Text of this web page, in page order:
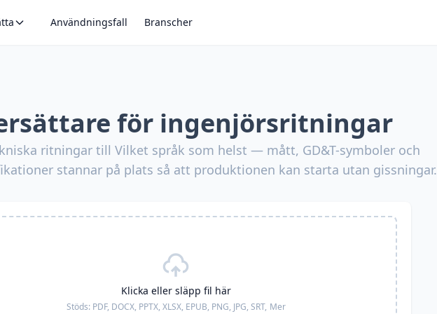
Användningsfall Branscher
för ingenjörsritningar
ritningar till Vilket språk som helst — mått, GD&T-symboler och
stannar på plats så att produktionen kan starta utan gissningar.
Klicka eller släpp fil här
Stöds: PDF, DOCX, PPTX, XLSX, EPUB, PNG, JPG, SRT, Mer